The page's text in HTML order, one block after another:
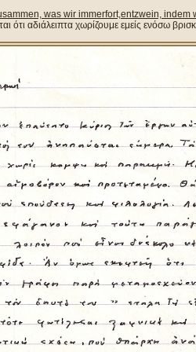
was wir immerfort,entzwein, indem
ότι αδιάλειπτα χωρίζουμε εμείς ενόσω